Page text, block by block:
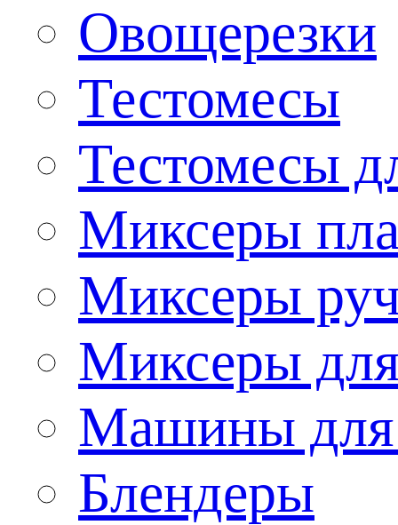
Овощерезки
Тестомесы
Тестомесы
Миксеры
Миксеры
Миксеры
Машины для
Блендеры